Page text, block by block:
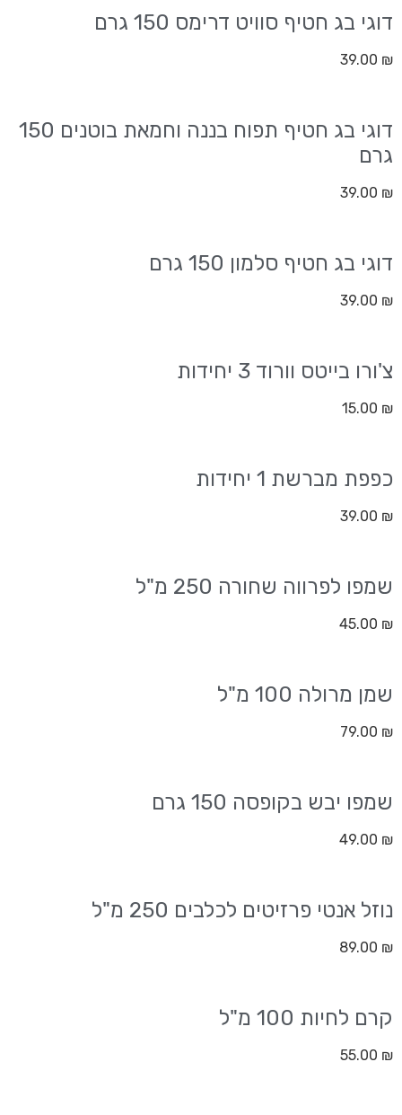
דוגי בג חטיף סוויט דרימס 150 גרם
39.00 ₪
דוגי בג חטיף תפוח בננה וחמאת בוטנים 150
גרם
39.00 ₪
דוגי בג חטיף סלמון 150 גרם
39.00 ₪
צ'ורו בייטס וורוד 3 יחידות
15.00 ₪
כפפת מברשת 1 יחידות
39.00 ₪
שמפו לפרווה שחורה 250 מ"ל
45.00 ₪
שמן מרולה 100 מ"ל
79.00 ₪
שמפו יבש בקופסה 150 גרם
49.00 ₪
נוזל אנטי פרזיטים לכלבים 250 מ"ל
89.00 ₪
קרם לחיות 100 מ"ל
55.00 ₪